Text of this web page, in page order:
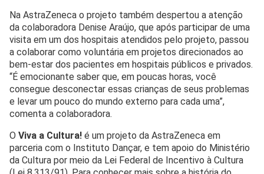
Na AstraZeneca o projeto também despertou a atenção
da colaboradora Denise Araújo, que após participar de uma
visita em um dos hospitais atendidos pelo projeto, passou
a colaborar como voluntária em projetos direcionados ao
bem-estar dos pacientes em hospitais públicos e privados.
“É emocionante saber que, em poucas horas, você
consegue desconectar essas crianças de seus problemas
e levar um pouco do mundo externo para cada uma”,
comenta a colaboradora.
O Viva a Cultura! é um projeto da AstraZeneca em
parceria com o Instituto Dançar, e tem apoio do Ministério
da Cultura por meio da Lei Federal de Incentivo à Cultura